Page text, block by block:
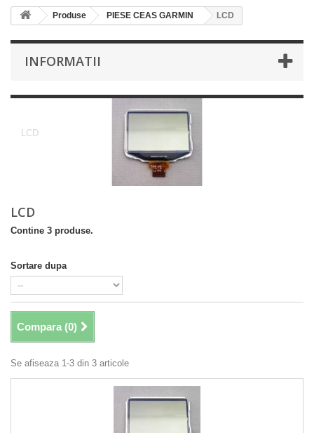
Produse PIESE CEAS GARMIN LCD
INFORMATII
LCD
LCD
Contine 3 produse.
Sortare dupa
Compara (0)
Se afiseaza 1-3 din 3 articole